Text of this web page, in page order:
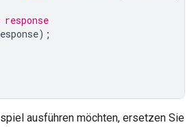
);
ausführen möchten, ersetzen Sie